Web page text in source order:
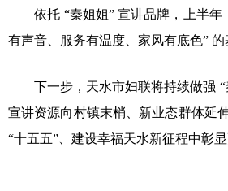
依托 “秦姐姐” 宣讲品牌，上半年
有声音、服务有温度、家风有底色”
下一步，天水市妇联将持续做强 “
宣讲资源向村镇末梢、新业态群体延
“十五五”、建设幸福天水新征程中彰显